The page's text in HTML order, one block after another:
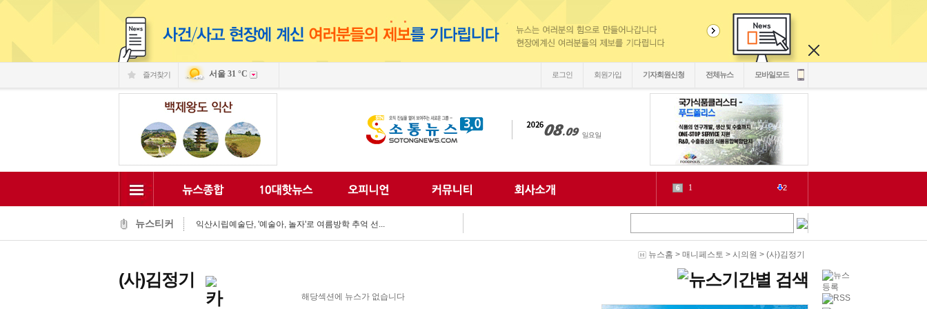
즐겨찾기 서울 31 °C 로그인 회원가입 기자회원신청 전체뉴스 모바일모드
6 1
2
8
泥
6
9
二쇱감
2
cctv
1
2
LH
1
chlwntjd
4 22 3
뉴스티커
익산, 머무는 농촌 관광으로 활력 되찾는다...
전국 문화도시, 익산서 지속가능한 미래 해법 모색...
익산시립예술단, '예술아, 놀자'로 여름방학 추억 선...
익산시, 고립가구 발굴·지원 역량강화...
익산 '모현삼성치과', 나눔으로 이웃사랑 실천...
전북은행, 익산 취약계층의 시원한 여름나기 지원...
익산 민-관, K-문화도시 도약 '맞손'
뉴스홈 > 매니페스토 > 시의원 > (사)김정기
(사)김정기
해당섹션에 뉴스가 없습니다